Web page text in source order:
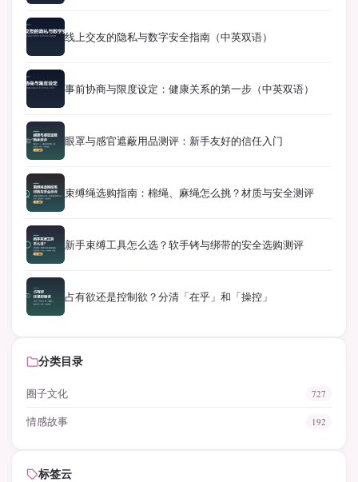
线上交友的隐私与数字安全指南（中英双语）
事前协商与限度设定：健康关系的第一步（中英双语）
眼罩与感官遮蔽用品测评：新手友好的信任入门
束缚绳选购指南：棉绳、麻绳怎么挑？材质与安全测评
新手束缚工具怎么选？软手铐与绑带的安全选购测评
占有欲还是控制欲？分清「在乎」和「操控」
分类目录
圈子文化 727
情感故事 192
标签云